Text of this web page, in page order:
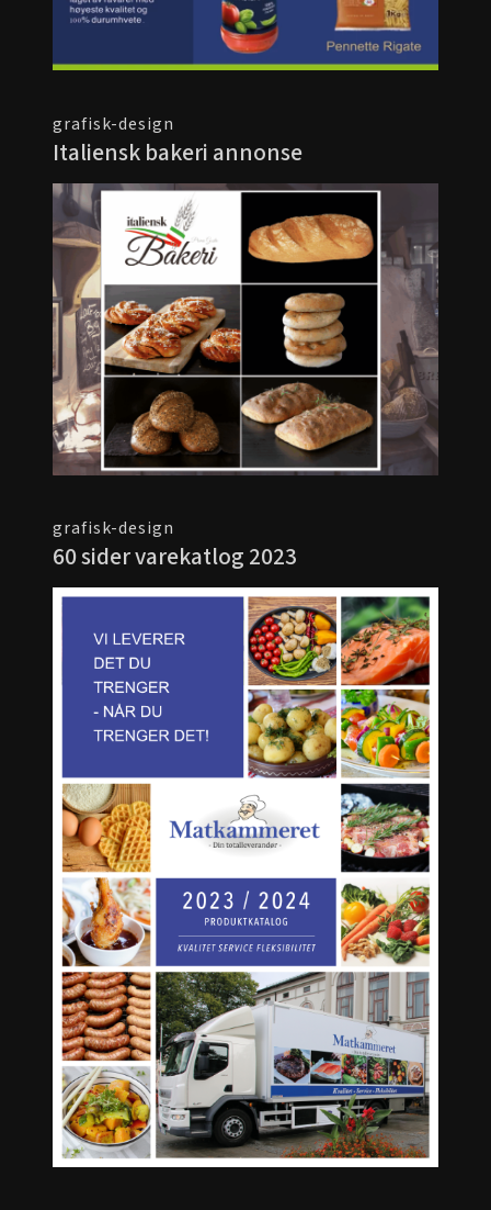
grafisk-design
Italiensk bakeri annonse
grafisk-design
60 sider varekatlog 2023